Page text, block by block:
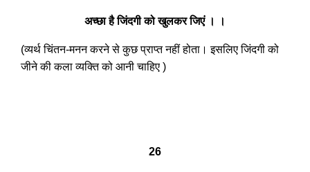
अच्छा है जिंदगी को खुलकर जिएं । ।
(व्यर्थ चिंतन-मनन करने से कुछ प्राप्त नहीं होता। इसलिए जिंदगी को
जीने की कला व्यक्ति को आनी चाहिए )
26